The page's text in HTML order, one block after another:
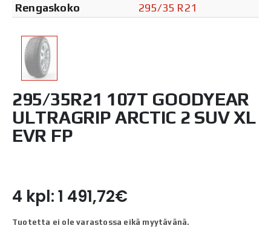
Rengaskoko
295/35 R21
295/35R21 107T GOODYEAR
ULTRAGRIP ARCTIC 2 SUV XL
EVR FP
4 kpl: 1 491,72€
Tuotetta ei ole varastossa eikä myytävänä.